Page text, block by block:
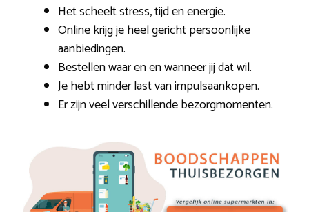
Het scheelt stress, tijd en energie.
Online krijg je heel gericht persoonlijke
aanbiedingen.
Bestellen waar en en wanneer jij dat wil.
Je hebt minder last van impulsaankopen.
Er zijn veel verschillende bezorgmomenten.